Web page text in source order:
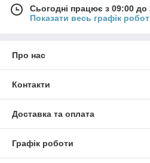
Сьогодні працює з 09:00 до
Показати весь графік
Про нас
Контакти
Доставка та оплата
Графік роботи